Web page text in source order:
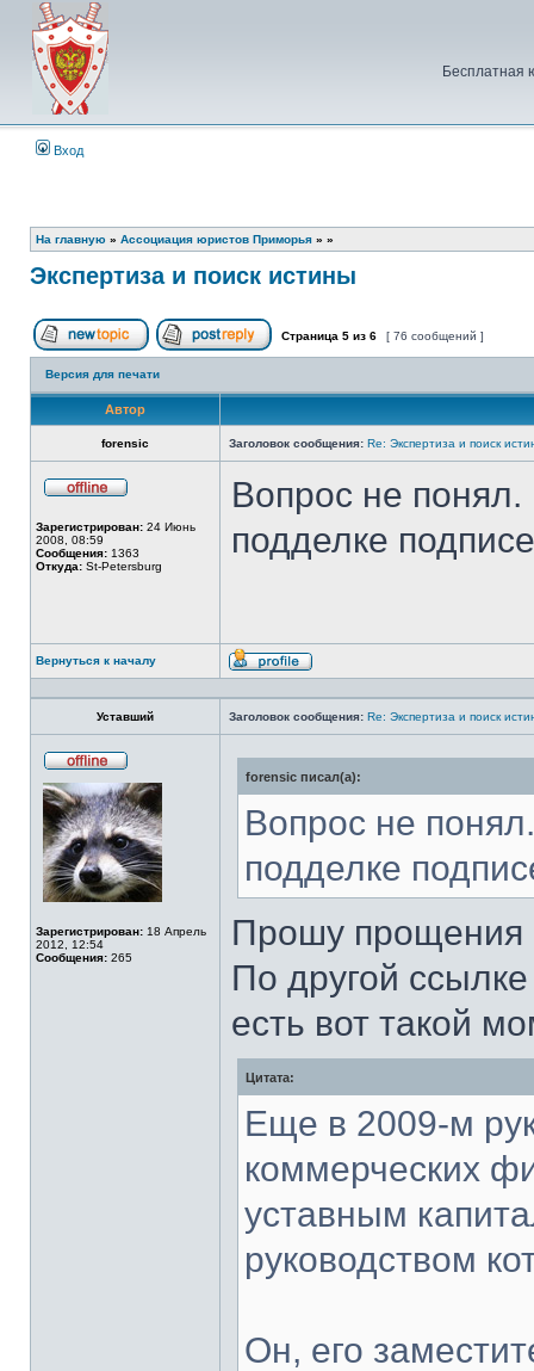
Бесплатная
Вход
На главную » Ассоциация юристов Приморья » »
Экспертиза и поиск истины
Начать новую тему Ответить на тему
Страница 5 из 6 [ 76 сообщений ]
Версия для печати
Автор
forensic Заголовок сообщения: Re: Экспертиза и поиск
сети
Зарегистрирован: 24 Июнь
2008, 08:59
Сообщения: 1363
Откуда: St-Petersburg
Вопрос не
подделке
Вернуться к началу
Профиль
Уставший Заголовок сообщения: Re: Экспертиза и поиск
в
сети
Зарегистрирован: 18 Апрель
2012, 12:54
Сообщения: 265
forensic писал(а):
Вопрос не
подделке
Прошу прощения
По другой
есть вот такой
Цитата:
Еще в 2009-м
коммерческих
уставным
руководством
Он, его